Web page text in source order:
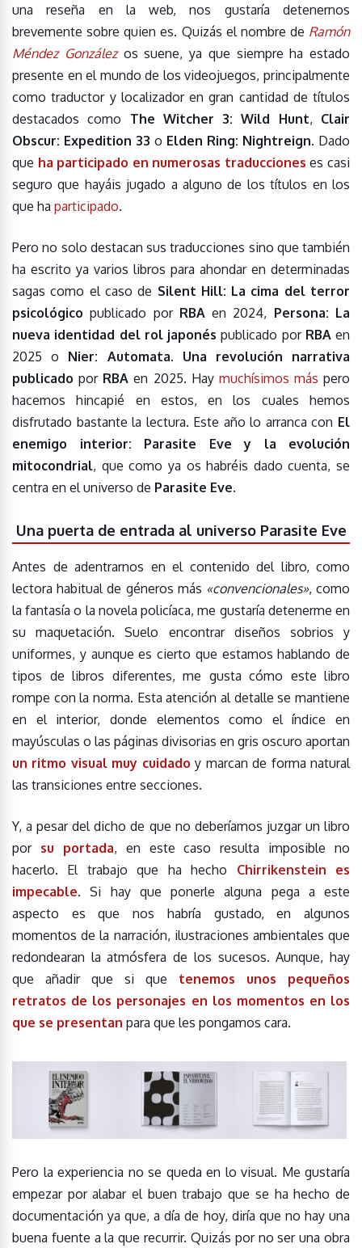
una reseña en la web, nos gustaría detenernos
brevemente sobre quien es. Quizás el nombre de Ramón
Méndez Gonzálezos suene, ya que siempre ha estado
presente en el mundo de los videojuegos, principalmente
como traductor y localizador en gran cantidad de títulos
destacados como The Witcher 3: Wild Hunt, Clair
Obscur: Expedition 33 o Elden Ring: Nightreign. Dado
que ha participado en numerosas traducciones es casi
seguro que hayáis jugado a alguno de los títulos en los
que ha participado.
Pero no solo destacan sus traducciones sino que también
ha escrito ya varios libros para ahondar en determinadas
sagas como el caso de Silent Hill: La cima del terror
psicológico publicado por RBAen 2024, Persona: La
nueva identidad del rol japonés publicado por RBAen
2025 o Nier: Automata. Una revolución narrativa
publicado por RBA en 2025. Hay muchísimos más pero
hacemos hincapié en estos, en los cuales hemos
disfrutado bastante la lectura. Este año lo arranca con El
enemigo interior: Parasite Eve y la evolución
mitocondrial, que como ya os habréis dado cuenta, se
centra en el universo de Parasite Eve.
Una puerta de entrada al universo Parasite Eve
Antes de adentrarnos en el contenido del libro, como
lectora habitual de géneros más «convencionales», como
la fantasía o la novela policíaca, me gustaría detenerme en
su maquetación. Suelo encontrar diseños sobrios y
uniformes, y aunque es cierto que estamos hablando de
tipos de libros diferentes, me gusta cómo este libro
rompe con la norma. Esta atención al detalle se mantiene
en el interior, donde elementos como el índice en
mayúsculas o las páginas divisorias en gris oscuro aportan
un ritmo visual muy cuidado y marcan de forma natural
las transiciones entre secciones.
Y, a pesar del dicho de que no deberíamos juzgar un libro
por su portada, en este caso resulta imposible no
hacerlo. El trabajo que ha hecho Chirrikenstein
es
impecable. Si hay que ponerle alguna pega a este
aspecto es que nos habría gustado, en algunos
momentos de la narración, ilustraciones ambientales que
redondearan la atmósfera de los sucesos. Aunque, hay
que añadir que si que tenemos unos pequeños
retratos de los personajes en los momentos en los
que se presentan para que les pongamos cara.
Pero la experiencia no se queda en lo visual. Me gustaría
empezar por alabar el buen trabajo que se ha hecho de
documentación ya que, a día de hoy, diría que no hay una
buena fuente a la que recurrir. Quizás por no ser una obra